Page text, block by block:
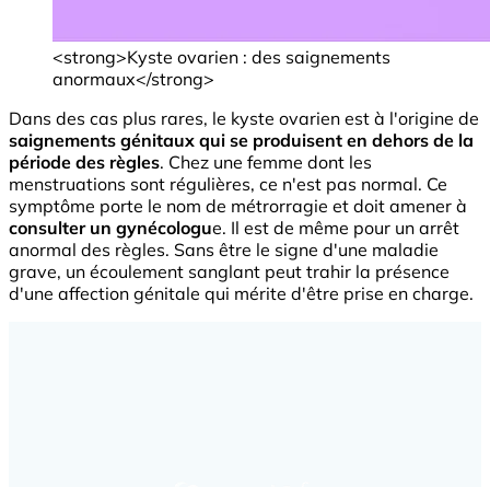
<strong>Kyste ovarien : des saignements
anormaux</strong>
Dans des cas plus rares, le kyste ovarien est à l'origine de
saignements génitaux qui se produisent en dehors de la
période des règles. Chez une femme dont les
menstruations sont régulières, ce n'est pas normal. Ce
symptôme porte le nom de métrorragie et doit amener à
consulter un gynécologue. Il est de même pour un arrêt
anormal des règles. Sans être le signe d'une maladie
grave, un écoulement sanglant peut trahir la présence
d'une affection génitale qui mérite d'être prise en charge.